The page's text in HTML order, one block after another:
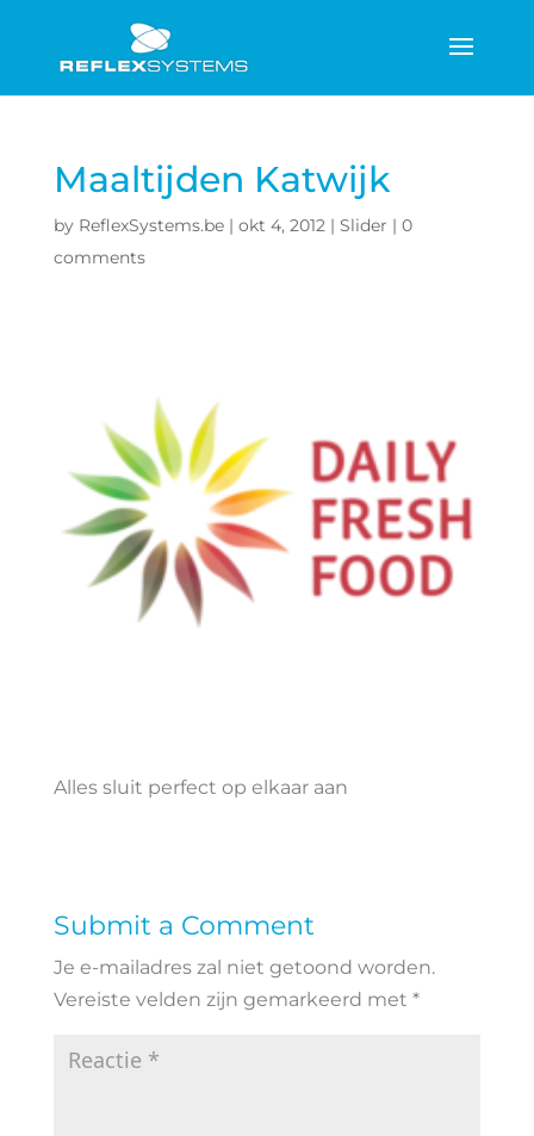
Maaltijden Katwijk
by ReflexSystems.be| okt 4, 2012| Slider | 0
comments
Alles sluit perfect op elkaar aan
Submit a Comment
Je e-mailadres zal niet getoond worden.
Vereiste velden zijn gemarkeerd met *